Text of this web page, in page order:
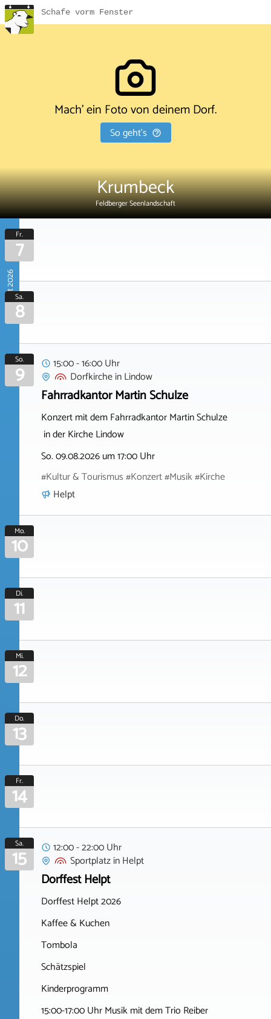
Schafe vorm Fenster
Mach' ein Foto von deinem Dorf.
So geht's
Krumbeck
Feldberger Seenlandschaft
August 2026
Fr.
7
Sa.
8
So.
9
15:00 - 16:00 Uhr
DorfkircheinLindow
Fahrradkantor Martin Schulze
Konzert mit dem Fahrradkantor Martin Schulze
in der Kirche Lindow
So. 09.08.2026 um 17:00 Uhr
#Kultur & Tourismus #Konzert #Musik #Kirche
Helpt
Mo.
10
Di.
11
Mi.
12
Do.
13
Fr.
14
Sa.
15
12:00 - 22:00 Uhr
SportplatzinHelpt
Dorffest Helpt
Dorffest Helpt 2026
Kaffee & Kuchen
Tombola
Schätzspiel
Kinderprogramm
15:00-17:00 Uhr Musik mit dem Trio Reiber